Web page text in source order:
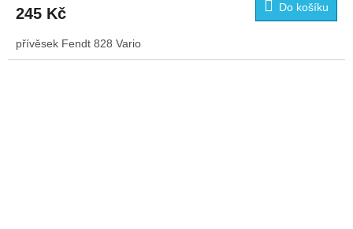
245 Kč Do košíku
přívěsek Fendt 828 Vario